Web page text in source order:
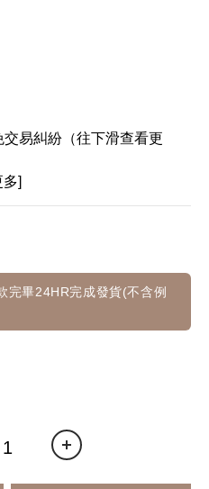
易糾紛（往下滑查看更
]
完畢24HR完成發貨(不含例